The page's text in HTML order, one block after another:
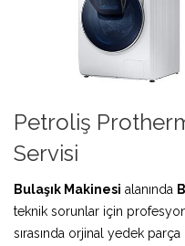
Petroliş
Servisi
Bulaşık Makinesi alanında
teknik sorunlar için
sırasında orjinal yedek parça